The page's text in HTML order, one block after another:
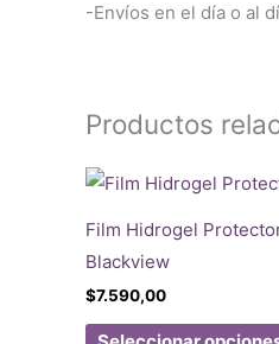
-Envíos en el día o al
Productos
Film Hidrogel
Blackview
$7.590,00